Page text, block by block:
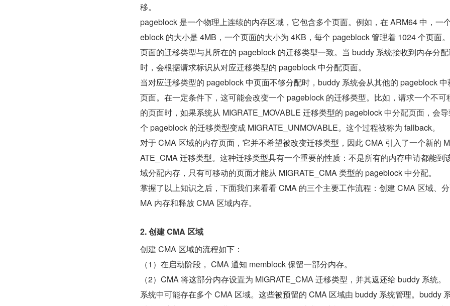
移。
pageblock 是一个物理上连续的内存区域，它包含多个页面。例如，在 ARM64 中，一
eblock 的大小是 4MB，一个页面的大小为 4KB，每个 pageblock 管理着 1024 个页面。
页面的迁移类型与其所在的 pageblock 的迁移类型一致。当 buddy 系统接收到内存分
时，会根据请求标识从对应迁移类型的 pageblock 中分配页面。
当对应迁移类型的 pageblock 中页面不够分配时，buddy 系统会从其他的 pageblock 中
页面。在一定条件下，这可能会改变一个 pageblock 的迁移类型。比如，请求一个不可
的页面时，如果系统从 MIGRATE_MOVABLE 迁移类型的 pageblock 中分配页面，会
个 pageblock 的迁移类型变成 MIGRATE_UNMOVABLE。这个过程被称为 fallback。
对于 CMA 区域的内存页面，它并不希望被改变迁移类型，因此 CMA 引入了一个新的
ATE_CMA 迁移类型。这种迁移类型具有一个重要的性质：不是所有的内存申请都能到
域分配内存，只有可移动的页面才能从 MIGRATE_CMA 类型的 pageblock 中分配。
掌握了以上知识之后，下面我们来看看 CMA 的三个主要工作流程：创建 CMA 区域、
MA 内存和释放 CMA 区域内存。
2. 创建 CMA 区域
创建 CMA 区域的流程如下：
（1）在启动阶段， CMA 通知 memblock 保留一部分内存。
（2）CMA 将这部分内存设置为 MIGRATE_CMA 迁移类型，并其返还给 buddy 系统。
系统中可能存在多个 CMA 区域。这些被预留的 CMA 区域由 buddy 系统管理。buddy